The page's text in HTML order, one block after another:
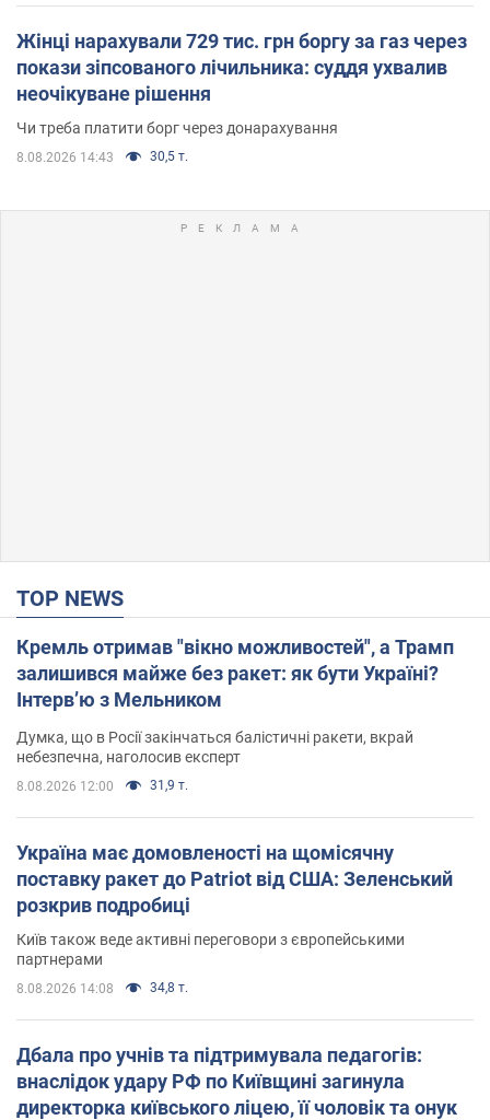
Жінці нарахували 729 тис. грн боргу за газ через
покази зіпсованого лічильника: суддя ухвалив
неочікуване рішення
Чи треба платити борг через донарахування
8.08.2026 14:43 30,5 т.
TOP NEWS
Кремль отримав "вікно можливостей", а Трамп
залишився майже без ракет: як бути Україні?
Інтерв’ю з Мельником
Думка, що в Росії закінчаться балістичні ракети, вкрай
небезпечна, наголосив експерт
8.08.2026 12:00 31,9 т.
Україна має домовленості на щомісячну
поставку ракет до Patriot від США: Зеленський
розкрив подробиці
Київ також веде активні переговори з європейськими
партнерами
8.08.2026 14:08 34,8 т.
Дбала про учнів та підтримувала педагогів:
внаслідок удару РФ по Київщині загинула
директорка київського ліцею, її чоловік та онук